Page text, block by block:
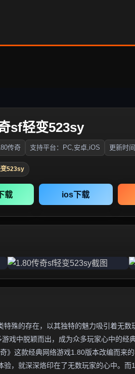
sf轻变523sy
传奇 支持平台：PC,安卓,iOS 更新时
523sy
载 ios下载
殊的存在，以其独特的魅力吸引着无
戏中脱颖而出，成为众多玩家心中的
》这款经典网络游戏1.80版本改编而来
，就深深烙印在了无数玩家的心中。